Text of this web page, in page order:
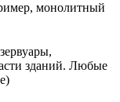
монолитный
зданий. Любые